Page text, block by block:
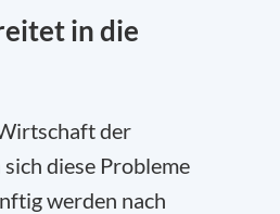
in die
der
diese Probleme
werden nach